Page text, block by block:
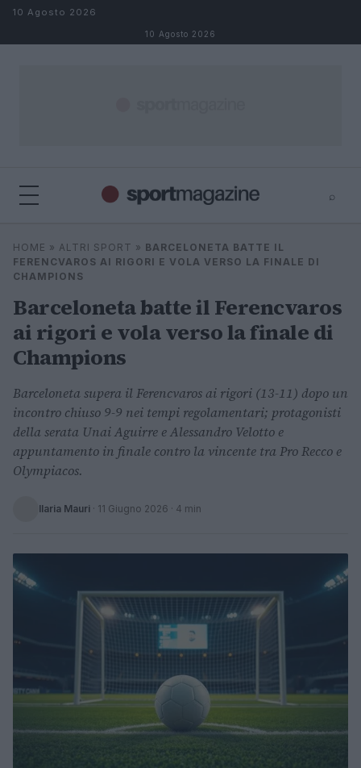
Salta al contenuto
10 Agosto 2026
10 Agosto 2026
⌕
Cerca
HOME » ALTRI SPORT » BARCELONETA BATTE IL
FERENCVAROS AI RIGORI E VOLA VERSO LA FINALE DI
CHAMPIONS
Barceloneta batte il Ferencvaros
ai rigori e vola verso la finale di
Champions
Barceloneta supera il Ferencvaros ai rigori (13-11) dopo un
incontro chiuso 9-9 nei tempi regolamentari; protagonisti
della serata Unai Aguirre e Alessandro Velotto e
appuntamento in finale contro la vincente tra Pro Recco e
Olympiacos.
Ilaria Mauri · 11 Giugno 2026 · 4 min